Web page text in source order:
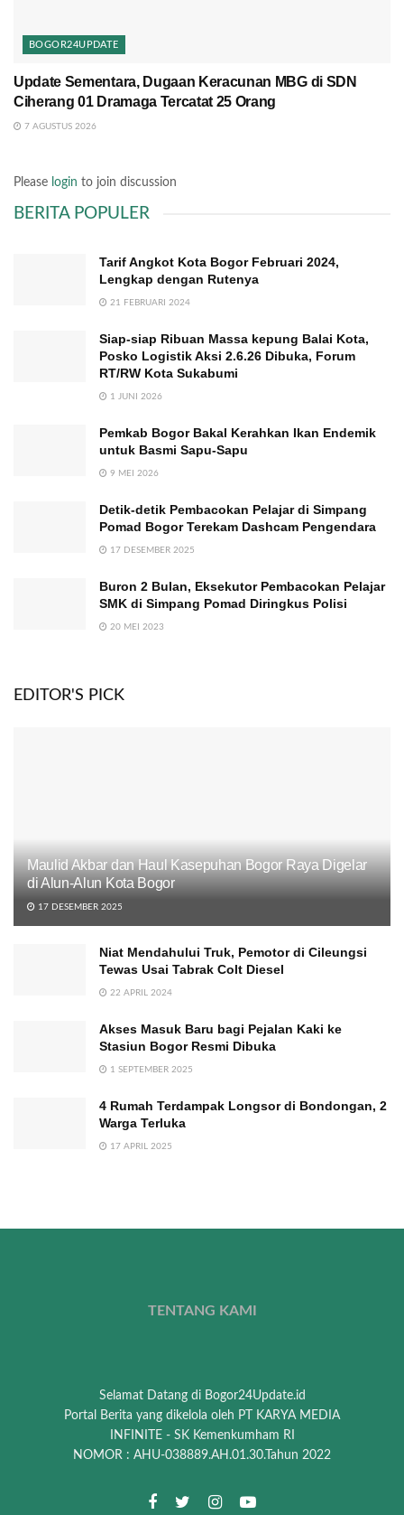
BOGOR24UPDATE
Update Sementara, Dugaan Keracunan MBG di SDN
Ciherang 01 Dramaga Tercatat 25 Orang
7 AGUSTUS 2026
Please login to join discussion
BERITA POPULER
Tarif Angkot Kota Bogor Februari 2024,
Lengkap dengan Rutenya
21 FEBRUARI 2024
Siap-siap Ribuan Massa kepung Balai Kota,
Posko Logistik Aksi 2.6.26 Dibuka, Forum
RT/RW Kota Sukabumi
1 JUNI 2026
Pemkab Bogor Bakal Kerahkan Ikan Endemik
untuk Basmi Sapu-Sapu
9 MEI 2026
Detik-detik Pembacokan Pelajar di Simpang
Pomad Bogor Terekam Dashcam Pengendara
17 DESEMBER 2025
Buron 2 Bulan, Eksekutor Pembacokan Pelajar
SMK di Simpang Pomad Diringkus Polisi
20 MEI 2023
EDITOR'S PICK
Maulid Akbar dan Haul Kasepuhan Bogor Raya Digelar
di Alun-Alun Kota Bogor
17 DESEMBER 2025
Niat Mendahului Truk, Pemotor di Cileungsi
Tewas Usai Tabrak Colt Diesel
22 APRIL 2024
Akses Masuk Baru bagi Pejalan Kaki ke
Stasiun Bogor Resmi Dibuka
1 SEPTEMBER 2025
4 Rumah Terdampak Longsor di Bondongan, 2
Warga Terluka
17 APRIL 2025
TENTANG KAMI
Selamat Datang di Bogor24Update.id
Portal Berita yang dikelola oleh PT KARYA MEDIA
INFINITE - SK Kemenkumham RI
NOMOR : AHU-038889.AH.01.30.Tahun 2022